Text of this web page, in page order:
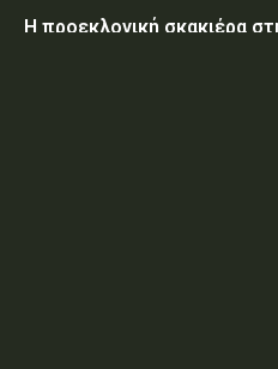
Η προεκλογική σκακιέρα
Υεμένη: Στους 58 οι